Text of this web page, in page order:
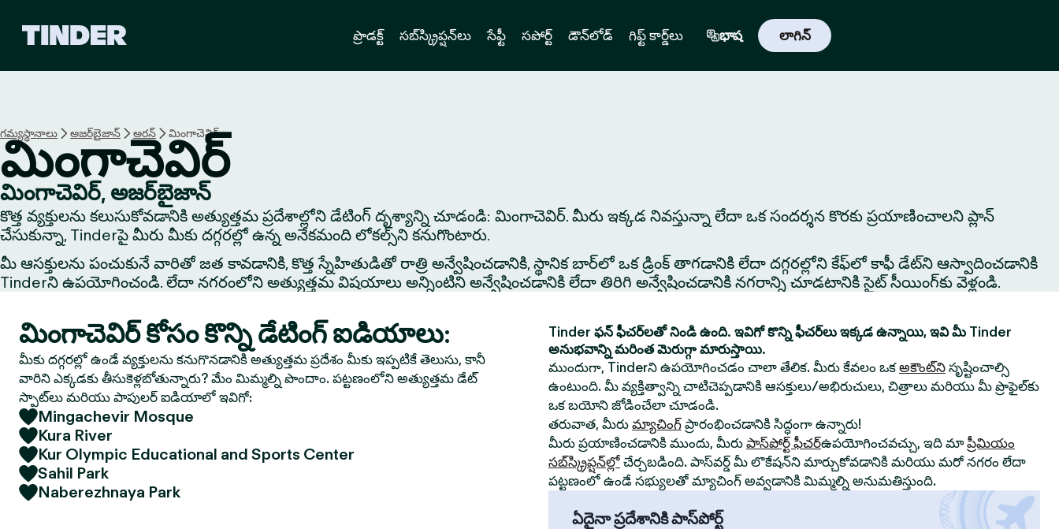
హో
మ్
ప్రొడక్ట్ సబ్‌స్క్రిప్షన్‌లు సేఫ్టీ సపోర్ట్ డౌన్‌లోడ్ గిఫ్ట్ కార్డ్‌లు భాష లాగిన్
గమ్యస్థానాలు అజర్‌బైజాన్ అరన్ మింగాచెవిర్
మింగాచెవిర్
మింగాచెవిర్, అజర్‌బైజాన్
కొత్త వ్యక్తులను కలుసుకోవడానికి అత్యుత్తమ ప్రదేశాల్లోని డేటింగ్ దృశ్యాన్ని చూడండి: మింగాచెవిర్. మీరు ఇక్కడ నివస్తున్నా లేదా ఒక సందర్శన కొరకు ప్రయాణించాలని ప్లాన్
చేసుకున్నా, Tinderపై మీరు మీకు దగ్గరల్లో ఉన్న అనేకమంది లోకల్స్‌ని కనుగొంటారు.
మీ ఆసక్తులను పంచుకునే వారితో జత కావడానికి, కొత్త స్నేహితుడితో రాత్రి అన్వేషించడానికి, స్థానిక బార్‌లో ఒక డ్రింక్ తాగడానికి లేదా దగ్గరల్లోని కేఫ్‌లో కాఫీ డేట్‌ని ఆస్వాదించడానికి
Tinderని ఉపయోగించండి. లేదా నగరంలోని అత్యుత్తమ విషయాలు అన్నింటిని అన్వేషించడానికి లేదా తిరిగి అన్వేషించడానికి నగరాన్ని చూడటానికి సైట్ సీయింగ్‌కు వెళ్లండి.
మింగాచెవిర్ కోసం కొన్ని డేటింగ్ ఐడియాలు:
మీకు దగ్గరల్లో ఉండే వ్యక్తులను కనుగొనడానికి అత్యుత్తమ ప్రదేశం మీకు ఇప్పటికే తెలుసు, కానీ
వారిని ఎక్కడకు తీసుకెళ్లబోతున్నారు? మేం మిమ్మల్ని పొందాం. పట్టణంలోని అత్యుత్తమ డేట్
స్పాట్‌లు మరియు పాపులర్ ఐడియాలో ఇవిగో:
Mingachevir Mosque
Kura River
Kur Olympic Educational and Sports Center
Sahil Park
Naberezhnaya Park
Tinder ఫన్ ఫీచర్‌లతో నిండి ఉంది. ఇవిగో కొన్ని ఫీచర్‌లు ఇక్కడ ఉన్నాయి, ఇవి మీ Tinder
అనుభవాన్ని మరింత మెరుగ్గా మారుస్తాయి.
ముందుగా, Tinderని ఉపయోగించడం చాలా తేలిక. మీరు కేవలం ఒకఅకౌంట్‌ని సృష్టించాల్సి
ఉంటుంది. మీ వ్యక్తిత్వాన్ని చాటిచెప్పడానికి ఆసక్తులు/అభిరుచులు, చిత్రాలు మరియు మీ ప్రొఫైల్‌కు
ఒక బయోని జోడించేలా చూడండి.
తరువాత, మీరు మ్యాచింగ్ ప్రారంభించడానికి సిద్ధంగా ఉన్నారు!
మీరు ప్రయాణించడానికి ముందు, మీరు పాస్‌పోర్ట్ ఫీచర్ఉపయోగించవచ్చు, ఇది మాప్రీమియం
సబ్‌స్క్రిప్షన్‌ల్లో చేర్చబడింది. పాస్‌వర్డ్ మీ లొకేషన్‌ని మార్చుకోవడానికి మరియు మరో నగరం లేదా
పట్టణంలో ఉండే సభ్యులతో మ్యాచింగ్ అవ్వడానికి మిమ్మల్ని అనుమతిస్తుంది.
ఏదైనా ప్రదేశానికి పాస్‌పోర్ట్